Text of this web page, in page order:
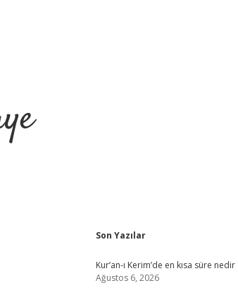
Sidebar
Son Yazılar
Kur’an-ı Kerim’de en kısa süre nedir
Ağustos 6, 2026